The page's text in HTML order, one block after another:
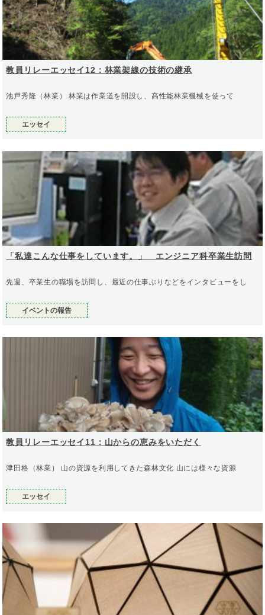
教員リレーエッセイ12：林業架線の技術の継承
池戸秀隆（林業） 林業は作業道を開設し、高性能林業機械を使って
エッセイ
「私達こんな仕事をしています。」 エンジニア科卒業生訪問
先週、卒業生の職場を訪問し、最近の仕事ぶりなどをインタビューをし
イベントの報告
教員リレーエッセイ11：山からの恵みをいただく
津田格（林業） 山の資源を利用してきた森林文化 山には様々な資源
エッセイ